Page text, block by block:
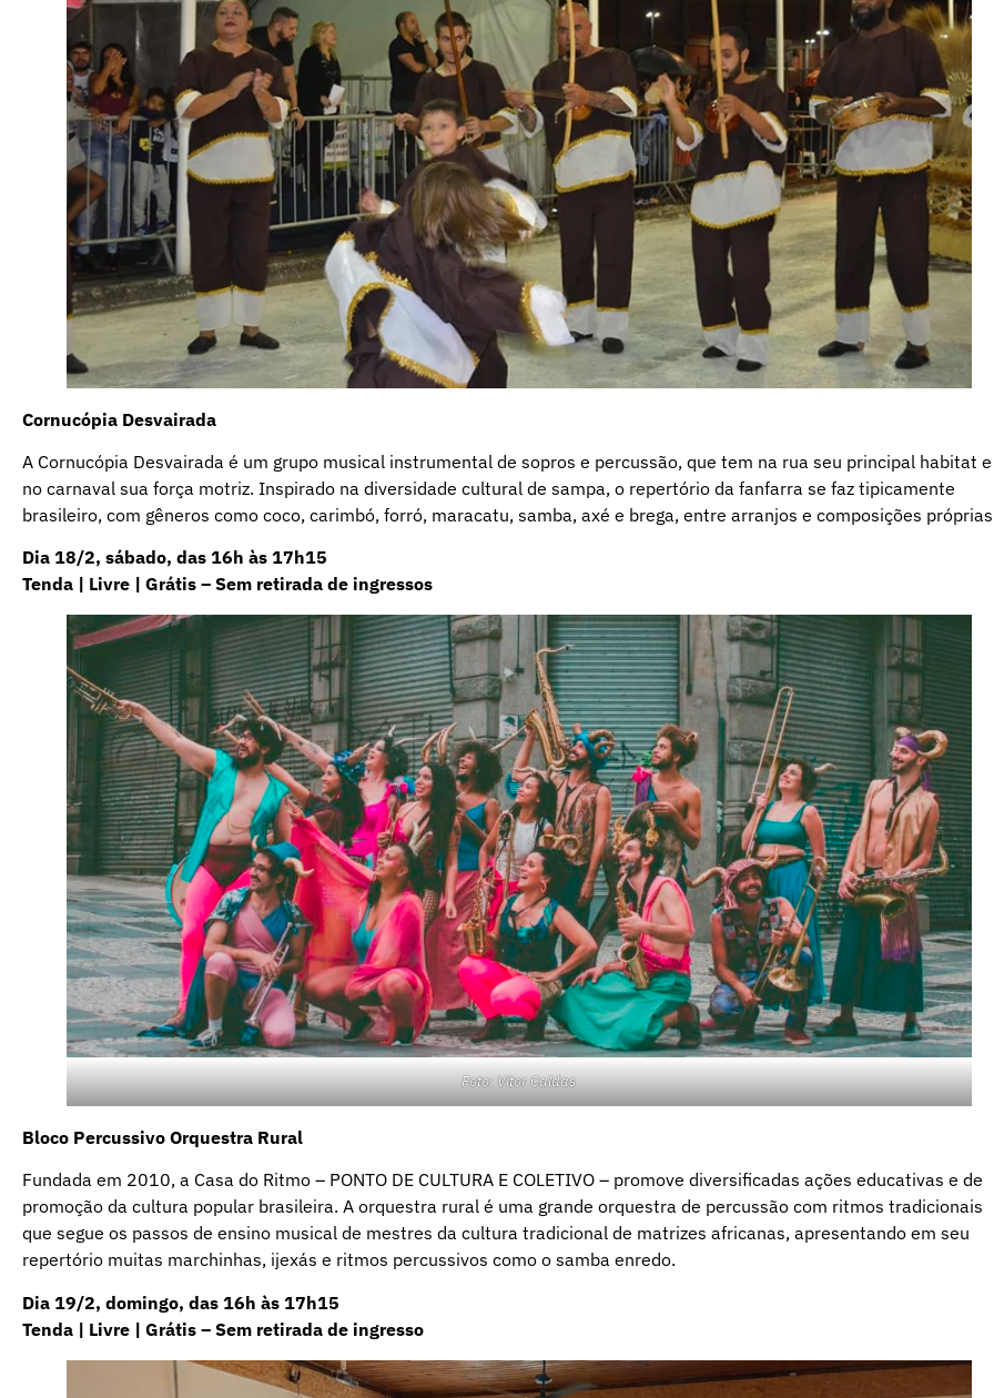
Cornucópia Desvairada
A Cornucópia Desvairada é um grupo musical instrumental de sopros e percussão, que tem na rua seu principal habitat e
no carnaval sua força motriz. Inspirado na diversidade cultural de sampa, o repertório da fanfarra se faz tipicamente
brasileiro, com gêneros como coco, carimbó, forró, maracatu, samba, axé e brega, entre arranjos e composições
Dia 18/2, sábado, das 16h às 17h15
Tenda | Livre | Grátis – Sem retirada de ingressos
Foto: Vitor Caldas
Bloco Percussivo Orquestra Rural
Fundada em 2010, a Casa do Ritmo – PONTO DE CULTURA E COLETIVO – promove diversificadas ações educativas e de
promoção da cultura popular brasileira. A orquestra rural é uma grande orquestra de percussão com ritmos tradicionais
que segue os passos de ensino musical de mestres da cultura tradicional de matrizes africanas, apresentando em seu
repertório muitas marchinhas, ijexás e ritmos percussivos como o samba enredo.
Dia 19/2, domingo, das 16h às 17h15
Tenda | Livre | Grátis – Sem retirada de ingresso